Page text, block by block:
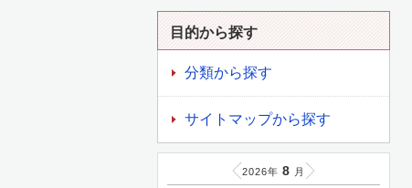
目的から探す
分類から探す
サイトマップから探す
2026年 8 月